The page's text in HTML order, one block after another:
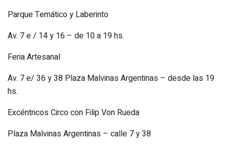
Parque Temático y Laberinto
Av. 7 e / 14 y 16 – de 10 a 19 hs.
Feria Artesanal
Av. 7 e/ 36 y 38 Plaza Malvinas Argentinas – desde las 19
hs.
Excéntricos Circo con Filip Von Rueda
Plaza Malvinas Argentinas – calle 7 y 38